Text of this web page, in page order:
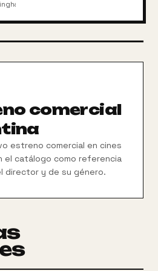
Cámara de Oro de Un
comercial
estreno comercial en cines
el catálogo como referencia
director y de su género.